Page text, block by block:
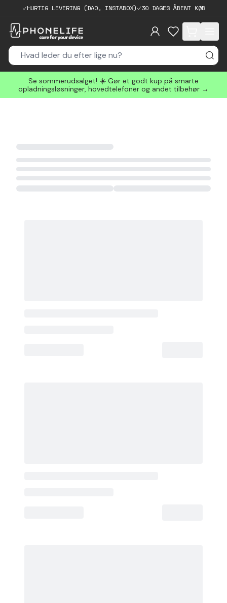
HURTIG LEVERING (DAO, INSTABOX) 30 DAGES ÅBENT KØB
items in cart,
Se sommerudsalget! ☀️ Gør et godt kup på smarte
opladningsløsninger, hovedtelefoner og andet tilbehør →